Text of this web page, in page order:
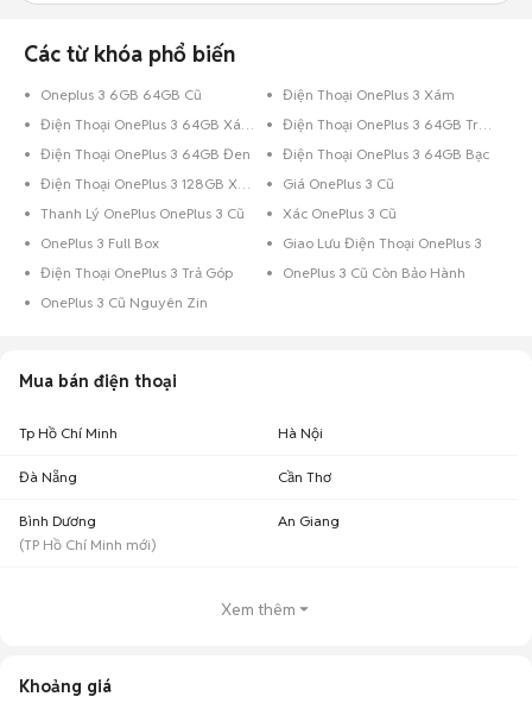
Các từ khóa phổ biến
Oneplus 3 6GB 64GB Cũ
Điện Thoại OnePlus 3 Xám
Điện Thoại OnePlus 3 64GB Xám
Điện Thoại OnePlus 3 64GB Trắng
Điện Thoại OnePlus 3 64GB Đen
Điện Thoại OnePlus 3 64GB Bạc
Điện Thoại OnePlus 3 128GB Xám
Giá OnePlus 3 Cũ
Thanh Lý OnePlus OnePlus 3 Cũ
Xác OnePlus 3 Cũ
OnePlus 3 Full Box
Giao Lưu Điện Thoại OnePlus 3
Điện Thoại OnePlus 3 Trả Góp
OnePlus 3 Cũ Còn Bảo Hành
OnePlus 3 Cũ Nguyên Zin
Mua bán điện thoại
Tp Hồ Chí Minh Hà Nội
Đà Nẵng Cần Thơ
Bình Dương
(TP Hồ Chí Minh mới)
An Giang
Xem thêm
Khoảng giá